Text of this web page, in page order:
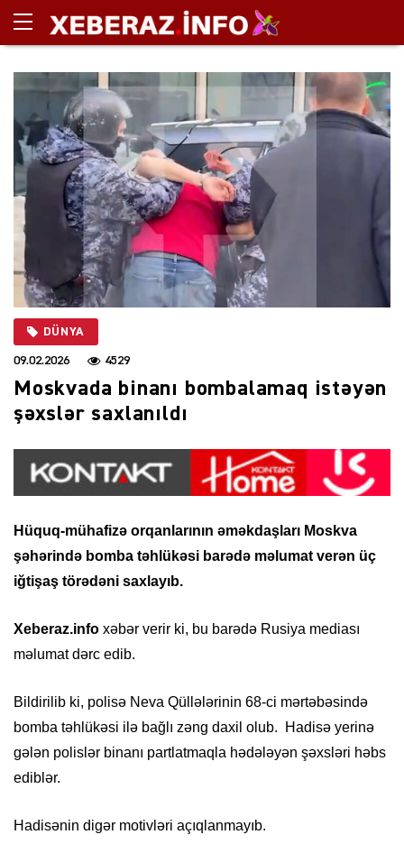
DÜNYA
09.02.2026 4529
Moskvada binanı bombalamaq istəyən
şəxslər saxlanıldı
Hüquq-mühafizə orqanlarının əməkdaşları Moskva
şəhərində bomba təhlükəsi barədə məlumat verən üç
iğtişaş törədəni saxlayıb.
Xeberaz.info xəbər verir ki, bu barədə Rusiya mediası
məlumat dərc edib.
Bildirilib ki, polisə Neva Qüllələrinin 68-ci mərtəbəsində
bomba təhlükəsi ilə bağlı zəng daxil olub. Hadisə yerinə
gələn polislər binanı partlatmaqla hədələyən şəxsləri həbs
ediblər.
Hadisənin digər motivləri açıqlanmayıb.